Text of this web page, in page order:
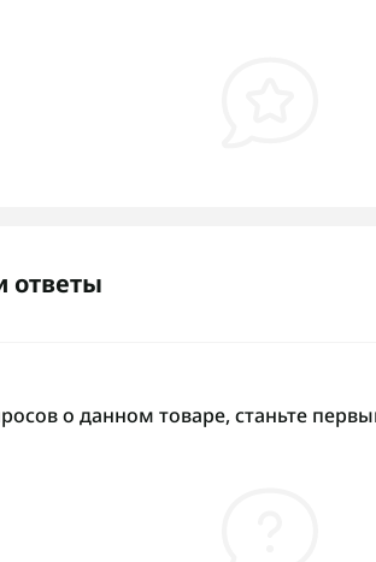
ответы
о данном товаре, станьте